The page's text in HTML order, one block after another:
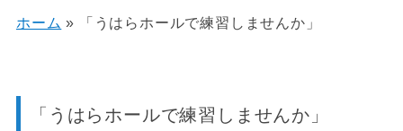
ホーム » 「うはらホールで練習しませんか」
「うはらホールで練習しませんか」